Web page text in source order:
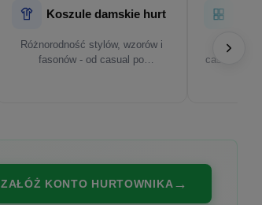
Koszule damskie hurt
Różnorodność stylów, wzorów i
fasonów - od casual po
casualowe,
ZAŁÓŻ KONTO HURTOWNIKA